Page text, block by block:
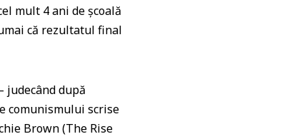
mult 4 ani de şcoală
că rezultatul final
judecând după
comunismului scrise
Brown (The Rise